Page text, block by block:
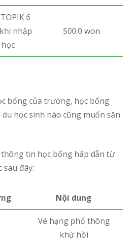
6
nhập
học
500.0 won
bổng của trường, học bổng
học sinh nào cũng muốn săn
tin học bổng hấp dẫn từ
sau đây:
Nội dung
Vé hạng phổ thông
khứ hồi